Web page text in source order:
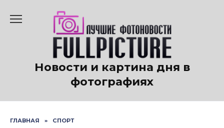
содержанию
Новости и картина дня в
фотографиях
ГЛАВНАЯ » СПОРТ